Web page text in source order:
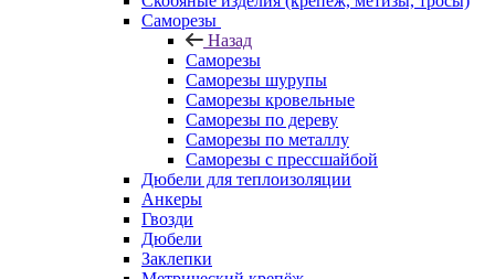
Саморезы
Назад
Саморезы
Саморезы шурупы
Саморезы кровельные
Саморезы по дереву
Саморезы по металлу
Саморезы с прессшайбой
Дюбели для теплоизоляции
Анкеры
Гвозди
Дюбели
Заклепки